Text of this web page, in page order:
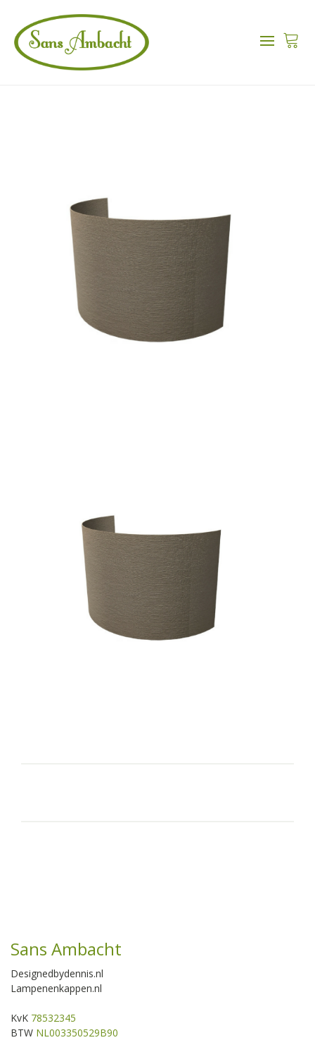
Sans Ambacht
Designedbydennis.nl
Lampenenkappen.nl
KvK 78532345
BTW NL003350529B90